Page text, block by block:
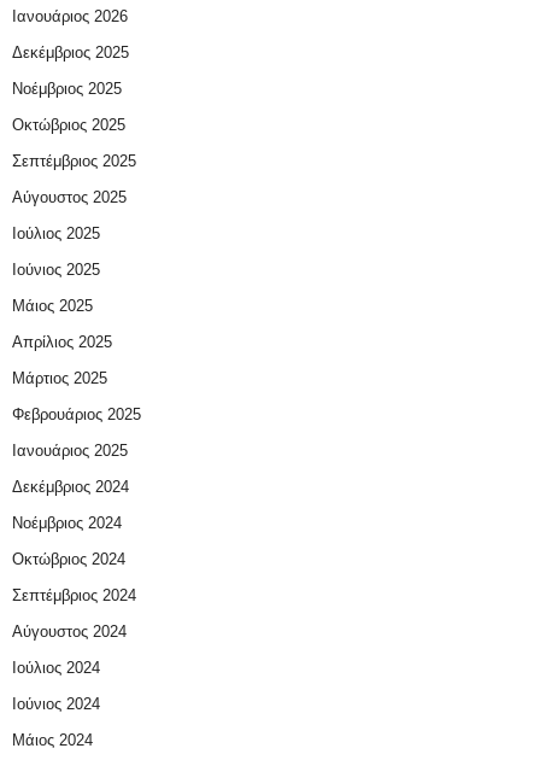
Ιανουάριος 2026
Δεκέμβριος 2025
Νοέμβριος 2025
Οκτώβριος 2025
Σεπτέμβριος 2025
Αύγουστος 2025
Ιούλιος 2025
Ιούνιος 2025
Μάιος 2025
Απρίλιος 2025
Μάρτιος 2025
Φεβρουάριος 2025
Ιανουάριος 2025
Δεκέμβριος 2024
Νοέμβριος 2024
Οκτώβριος 2024
Σεπτέμβριος 2024
Αύγουστος 2024
Ιούλιος 2024
Ιούνιος 2024
Μάιος 2024